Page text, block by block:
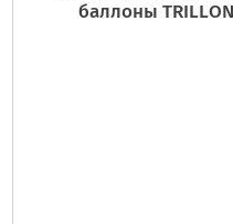
баллоны TRILLON